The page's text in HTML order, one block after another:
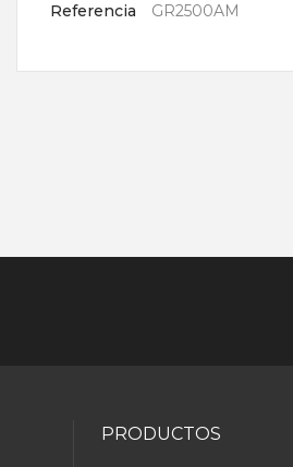
Referencia GR2500AM
PRODUCTOS